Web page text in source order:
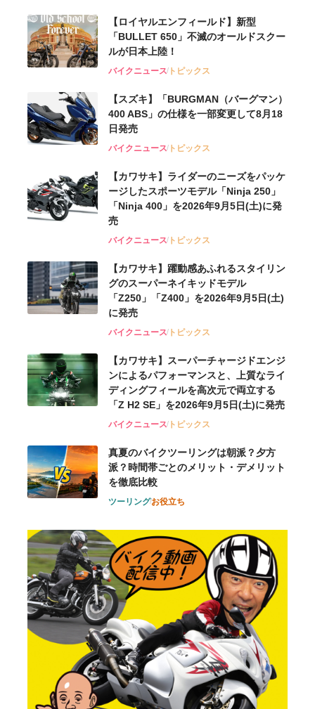
【ロイヤルエンフィールド】新型
「BULLET 650」不滅のオールドスクー
ルが⽇本上陸！
バイクニューストピックス
【スズキ】「BURGMAN（バーグマン）
400 ABS」の仕様を一部変更して8月18
日発売
バイクニューストピックス
【カワサキ】ライダーのニーズをパッケ
ージしたスポーツモデル「Ninja 250」
「Ninja 400」を2026年9月5日(土)に発
売
バイクニューストピックス
【カワサキ】躍動感あふれるスタイリン
グのスーパーネイキッドモデル
「Z250」「Z400」を2026年9月5日(土)
に発売
バイクニューストピックス
【カワサキ】スーパーチャージドエンジ
ンによるパフォーマンスと、上質なライ
ディングフィールを高次元で両立する
「Z H2 SE」を2026年9月5日(土)に発売
バイクニューストピックス
真夏のバイクツーリングは朝派？夕方
派？時間帯ごとのメリット・デメリット
を徹底比較
ツーリングお役立ち